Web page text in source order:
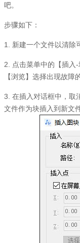
吧。
步骤如下：
1. 新建一个文件以清除
2. 点击菜单中的【插入-
【浏览】选择出现故障
3. 在插入对话框中，取
文件作为块插入到新文